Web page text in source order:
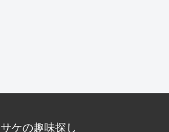
サケの趣味探し